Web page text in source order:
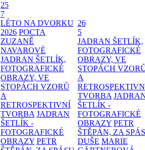
25
7
LÉTO NA DVORKU
2026 POCTA
ZUZANĚ
NAVAROVÉ
JADRAN ŠETLÍK,
FOTOGRAFICKÉ
OBRAZY, VE
STOPÁCH VZORŮ
A
RETROSPEKTIVNÍ
TVORBA JADRAN
ŠETLÍK -
FOTOGRAFICKÉ
OBRAZY PETR
26
5
JADRAN ŠETLÍK,
FOTOGRAFICKÉ
OBRAZY, VE
STOPÁCH
A
TVORBA
ŠETLÍK -
FOTOGRAFICKÉ
OBRAZY PETR
ŠTĚPÁN, ZA
DUŠE MARIE